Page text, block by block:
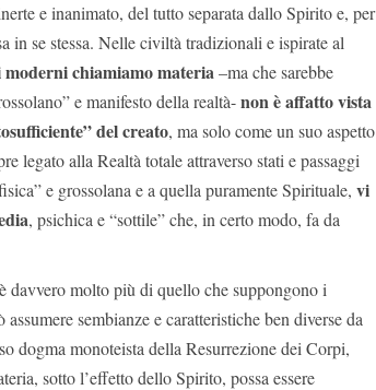
e inanimato, del tutto separata dallo Spirito e, per
in se stessa. Nelle civiltà tradizionali e ispirate al
moderni chiamiamo materia–ma che sarebbe
e manifesto della realtà-non è affatto vista
del creato, ma solo come un suo aspetto
legato alla Realtà totale attraverso stati e passaggi
e grossolana e a quella puramente Spirituale, vi
, psichica e “sottile” che, in certo modo, fa da
davvero molto più di quello che suppongono i
sembianze e caratteristiche ben diverse da
dogma monoteista della Resurrezione dei Corpi,
sotto l’effetto dello Spirito, possa essere